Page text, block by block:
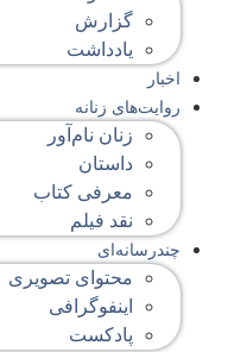
گزارش
یادداشت
اخبار
روایت‌های زنانه
زنان نام‌آور
داستان
معرفی کتاب
نقد فیلم
چندرسانه‌ای
محتوای تصویری
اینفوگرافی
پادکست